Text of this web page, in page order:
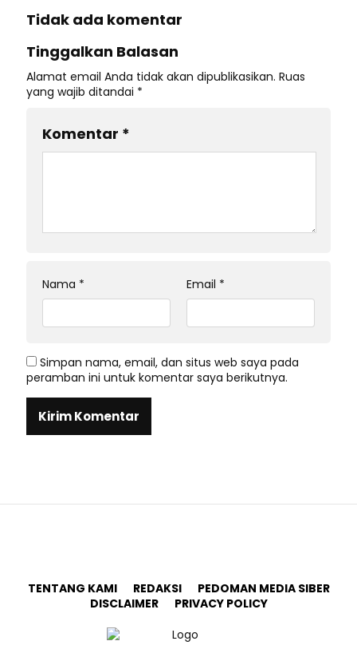
Tidak ada komentar
Tinggalkan Balasan
Alamat email Anda tidak akan dipublikasikan. Ruas
yang wajib ditandai *
Komentar *
Nama * Email *
Simpan nama, email, dan situs web saya pada
peramban ini untuk komentar saya berikutnya.
TENTANG KAMI REDAKSI
PEDOMAN MEDIA SIBER
DISCLAIMER
PRIVACY POLICY